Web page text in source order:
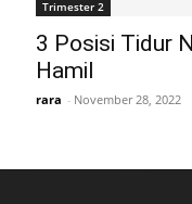
Trimester 2
3 Posisi Tidur
Hamil
rara - November 28, 2022